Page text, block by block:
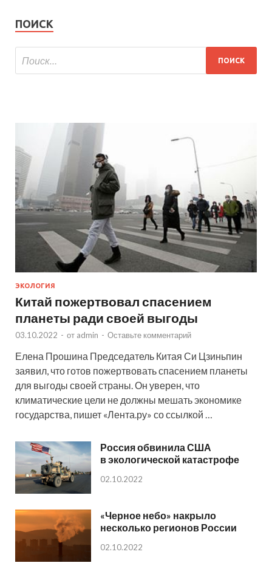
ПОИСК
ЭКОЛОГИЯ
Китай пожертвовал спасением
планеты ради своей выгоды
03.10.2022 - от admin - Оставьте комментарий
Елена Прошина Председатель Китая Си Цзиньпин
заявил, что готов пожертвовать спасением планеты
для выгоды своей страны. Он уверен, что
климатические цели не должны мешать экономике
государства, пишет «Лента.ру» со ссылкой …
Россия обвинила США
в экологической катастрофе
02.10.2022
«Черное небо» накрыло
несколько регионов России
02.10.2022